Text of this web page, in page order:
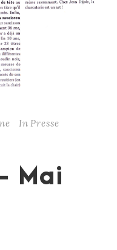
In Presse
Mai